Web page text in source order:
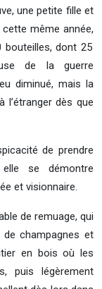
une petite fille et
même année,
bouteilles, dont 25
de la guerre
diminué, mais la
l’étranger dès que
de prendre
se démontre
et visionnaire.
de remuage, qui
champagnes et
en bois où les
puis légèrement